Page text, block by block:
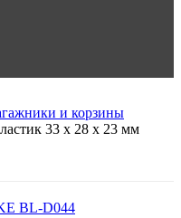
и корзины
33 х 28 х 23 мм